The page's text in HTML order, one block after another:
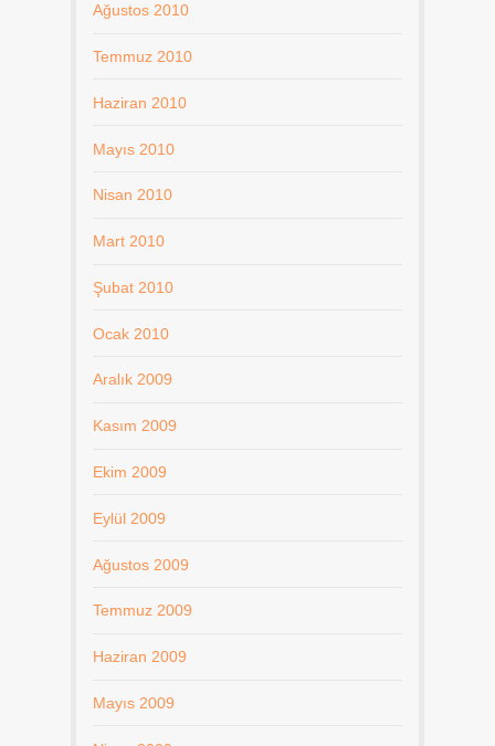
Ağustos 2010
Temmuz 2010
Haziran 2010
Mayıs 2010
Nisan 2010
Mart 2010
Şubat 2010
Ocak 2010
Aralık 2009
Kasım 2009
Ekim 2009
Eylül 2009
Ağustos 2009
Temmuz 2009
Haziran 2009
Mayıs 2009